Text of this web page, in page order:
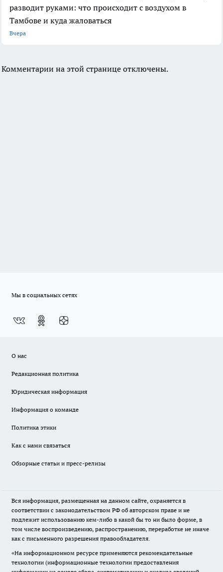
разводит руками: что происходит с воздухом в
Тамбове и куда жаловаться
Вчера
Комментарии на этой странице отключены.
Мы в социальных сетях
О нас
Редакционная политика
Юридическая информация
Информация о команде
Политика этики
Как с нами связаться
Обзорные статьи и пресс-релизы
Вся информация, размещенная на данном сайте, охраняется в
соответствии с законодательством РФ об авторском праве и не
подлежит использованию кем-либо в какой бы то ни было форме, в
том числе воспроизведению, распространению, переработке не иначе
как с письменного разрешения правообладателя.
«На информационном ресурсе применяются рекомендательные
технологии (информационные технологии предоставления